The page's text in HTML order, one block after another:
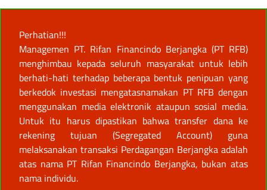
Perhatian!!!
Managemen PT. Rifan Financindo Berjangka (PT RFB)
menghimbau kepada seluruh masyarakat untuk lebih
berhati-hati terhadap beberapa bentuk penipuan yang
berkedok investasi mengatasnamakan PT RFB dengan
menggunakan media elektronik ataupun sosial media.
Untuk itu harus dipastikan bahwa transfer dana ke
rekening tujuan (Segregated Account) guna
melaksanakan transaksi Perdagangan Berjangka adalah
atas nama PT Rifan Financindo Berjangka, bukan atas
nama individu.